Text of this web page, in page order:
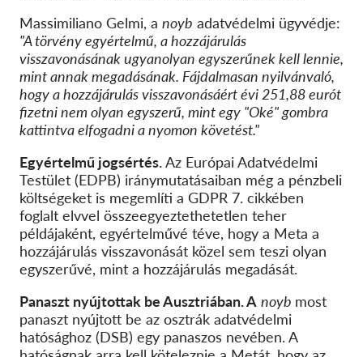
Massimiliano Gelmi, a noyb adatvédelmi ügyvédje:
"A törvény egyértelmű, a hozzájárulás
visszavonásának ugyanolyan egyszerűnek kell lennie,
mint annak megadásának. Fájdalmasan nyilvánvaló,
hogy a hozzájárulás visszavonásáért évi 251,88 eurót
fizetni nem olyan egyszerű, mint egy "Oké" gombra
kattintva elfogadni a nyomon követést."
Egyértelmű jogsértés.Az Európai Adatvédelmi
Testület (EDPB) iránymutatásaiban még a pénzbeli
költségeket is megemlíti a GDPR 7. cikkében
foglalt elvvel összeegyeztethetetlen teher
példájaként, egyértelművé téve, hogy a Meta a
hozzájárulás visszavonását közel sem teszi olyan
egyszerűvé, mint a hozzájárulás megadását.
Panaszt nyújtottak be Ausztriában. A noyb most
panaszt nyújtott be az osztrák adatvédelmi
hatósághoz (DSB) egy panaszos nevében. A